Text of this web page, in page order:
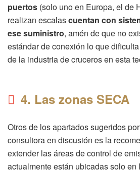
puertos (solo uno en Europa, el de
realizan escalascuentan con
ese suministro, amén de que no
estándar de conexión lo que
de la industria de cruceros en esta
4. Las zonas SECA
Otros de los apartados sugeridos
consultora en discusión es la
extender las áreas de control de
actualmente están ubicadas solo en